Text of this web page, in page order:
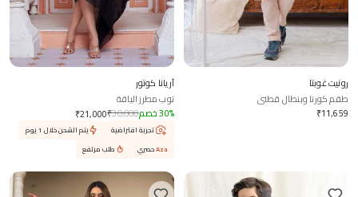
رونيت غوبتا
طقم كورتا وبنطال قطني
₹11,659
آريانا كوتور
توب مطرز الياقة
₹21,000₹30,000 30% خصم
تجربة افتراضية
يتم الشحن خلال 1 يوم
Azaحصري طلب مرتفع